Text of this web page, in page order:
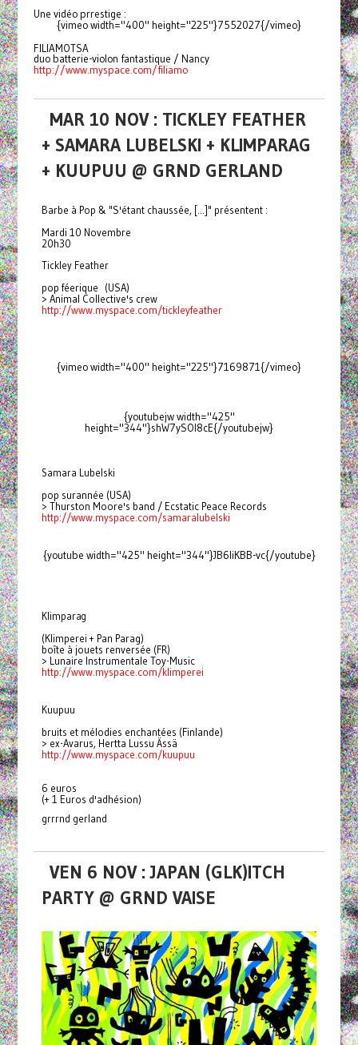
Une vidéo prrestige :
{vimeo width="400" height="225"}7552027{/vimeo}
FILIAMOTSA
duo batterie-violon fantastique / Nancy
http://www.myspace.com/filiamo
MAR 10 NOV : TICKLEY FEATHER
+ SAMARA LUBELSKI + KLIMPARAG
+ KUUPUU @ GRND GERLAND
Barbe à Pop & "S'étant chaussée, [...]" présentent :
Mardi 10 Novembre
20h30
Tickley Feather
pop féerique (USA)
> Animal Collective's crew
http://www.myspace.com/tickleyfeather
{vimeo width="400" height="225"}7169871{/vimeo}
{youtubejw width="425"
height="344"}shW7ySOl8cE{/youtubejw}
Samara Lubelski
pop surannée (USA)
> Thurston Moore's band / Ecstatic Peace Records
http://www.myspace.com/samaralubelski
{youtube width="425" height="344"}JB6liKBB-vc{/youtube}
Klimparag
(Klimperei + Pan Parag)
boîte à jouets renversée (FR)
> Lunaire Instrumentale Toy-Music
http://www.myspace.com/klimperei
Kuupuu
bruits et mélodies enchantées (Finlande)
> ex-Avarus, Hertta Lussu Ässä
http://www.myspace.com/kuupuu
6 euros
(+ 1 Euros d'adhésion)
grrrnd gerland
VEN 6 NOV : JAPAN (GLK)ITCH
PARTY @ GRND VAISE